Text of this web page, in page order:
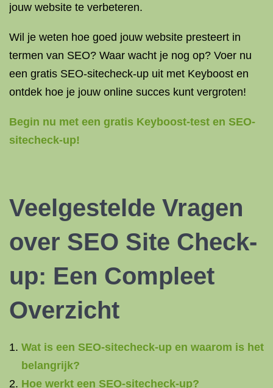
jouw website te verbeteren.
Wil je weten hoe goed jouw website presteert in
termen van SEO? Waar wacht je nog op? Voer nu
een gratis SEO-sitecheck-up uit met Keyboost en
ontdek hoe je jouw online succes kunt vergroten!
Begin nu met een gratis Keyboost-test en SEO-
sitecheck-up!
Veelgestelde Vragen
over SEO Site Check-
up: Een Compleet
Overzicht
Wat is een SEO-sitecheck-up en waarom is het
belangrijk?
Hoe werkt een SEO-sitecheck-up?